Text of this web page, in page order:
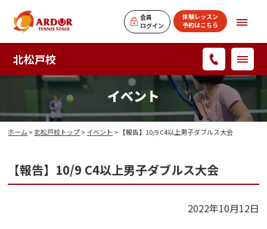
会員
ログイン
体験レッスン
予約はこちら
北松戸校
イベント
ホーム >北松戸校トップ>イベント > 【報告】10/9 C4以上男子ダブルス大会
【報告】10/9 C4以上男子ダブルス大会
2022年10月12日